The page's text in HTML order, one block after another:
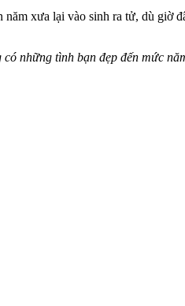
xưa lại vào sinh ra tử, dù
những tình bạn đẹp đến mức